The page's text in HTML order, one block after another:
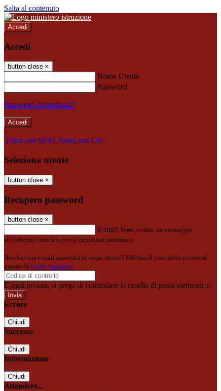
Salta al contenuto
Accedi
Accedi
button close ×
Nome Utente
Password
Password dimenticata?
-
Entra con SPID Entra con CIE
Seleziona utente
button close ×
Recupero password
button close ×
E-mail Verrà inviato un messaggio
all'indirizzo indicato con le istruzioni necessarie.
Non hai una e-mail associata al nome utente? Effettua il reset della password
tramite la Login Spaggiari
E-mail inviata, si prega di controllare la casella di posta elettronica!
Errore
Chiudi
Successo
Chiudi
Informazione
Chiudi
Attendere...